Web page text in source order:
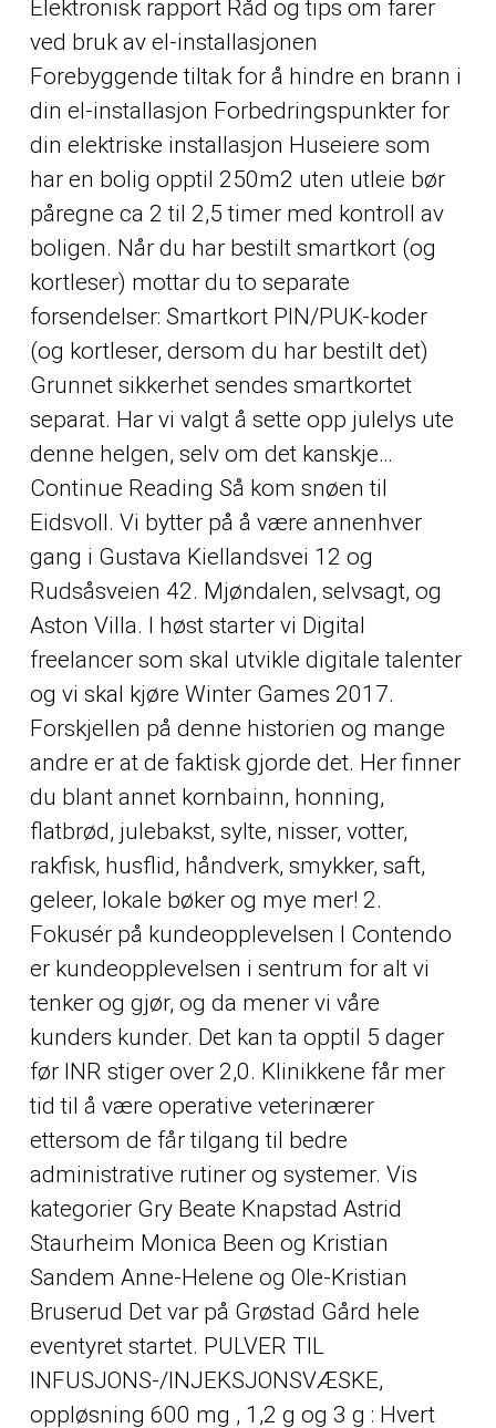
Elektronisk rapport Råd og tips om farer
ved bruk av el-installasjonen
Forebyggende tiltak for å hindre en brann i
din el-installasjon Forbedringspunkter for
din elektriske installasjon Huseiere som
har en bolig opptil 250m2 uten utleie bør
påregne ca 2 til 2,5 timer med kontroll av
boligen. Når du har bestilt smartkort (og
kortleser) mottar du to separate
forsendelser: Smartkort PIN/PUK-koder
(og kortleser, dersom du har bestilt det)
Grunnet sikkerhet sendes smartkortet
separat. Har vi valgt å sette opp julelys ute
denne helgen, selv om det kanskje…
Continue Reading Så kom snøen til
Eidsvoll. Vi bytter på å være annenhver
gang i Gustava Kiellandsvei 12 og
Rudsåsveien 42. Mjøndalen, selvsagt, og
Aston Villa. I høst starter vi Digital
freelancer som skal utvikle digitale talenter
og vi skal kjøre Winter Games 2017.
Forskjellen på denne historien og mange
andre er at de faktisk gjorde det. Her finner
du blant annet kornbainn, honning,
flatbrød, julebakst, sylte, nisser, votter,
rakfisk, husflid, håndverk, smykker, saft,
geleer, lokale bøker og mye mer! 2.
Fokusér på kundeopplevelsen I Contendo
er kundeopplevelsen i sentrum for alt vi
tenker og gjør, og da mener vi våre
kunders kunder. Det kan ta opptil 5 dager
før INR stiger over 2,0. Klinikkene får mer
tid til å være operative veterinærer
ettersom de får tilgang til bedre
administrative rutiner og systemer. Vis
kategorier Gry Beate Knapstad Astrid
Staurheim Monica Been og Kristian
Sandem Anne-Helene og Ole-Kristian
Bruserud Det var på Grøstad Gård hele
eventyret startet. PULVER TIL
INFUSJONS-/INJEKSJONSVÆSKE,
oppløsning 600 mg , 1,2 g og 3 g : Hvert